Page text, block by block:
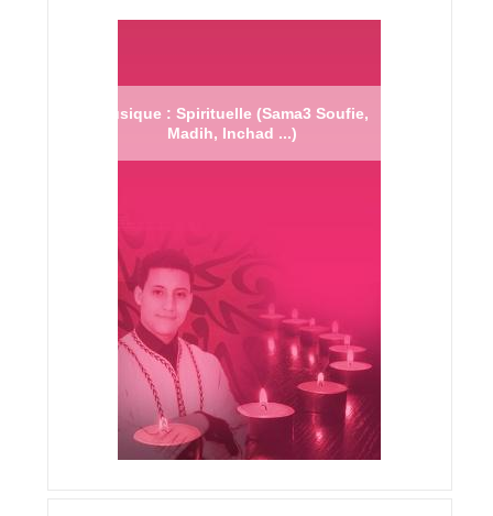
Musique : Spirituelle (Sama3 Soufie,
Madih, Inchad ...)